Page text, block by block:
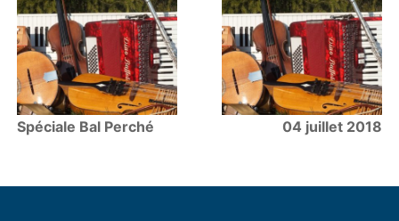
Spéciale Bal Perché 04 juillet 2018